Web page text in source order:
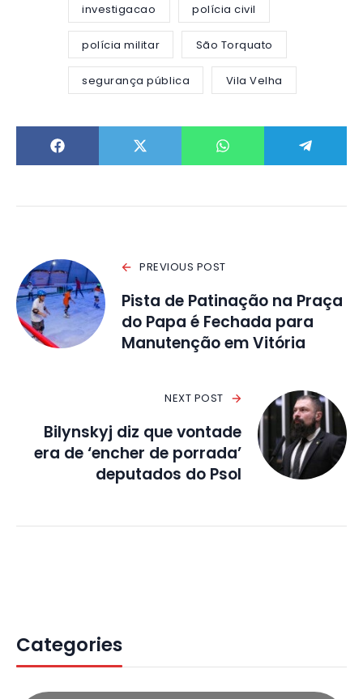
investigacao polícia civil
polícia militar São Torquato
segurança pública Vila Velha
PREVIOUS POST
Pista de Patinação na Praça
do Papa é Fechada para
Manutenção em Vitória
NEXT POST
Bilynskyj diz que vontade
era de ‘encher de porrada’
deputados do Psol
Categories